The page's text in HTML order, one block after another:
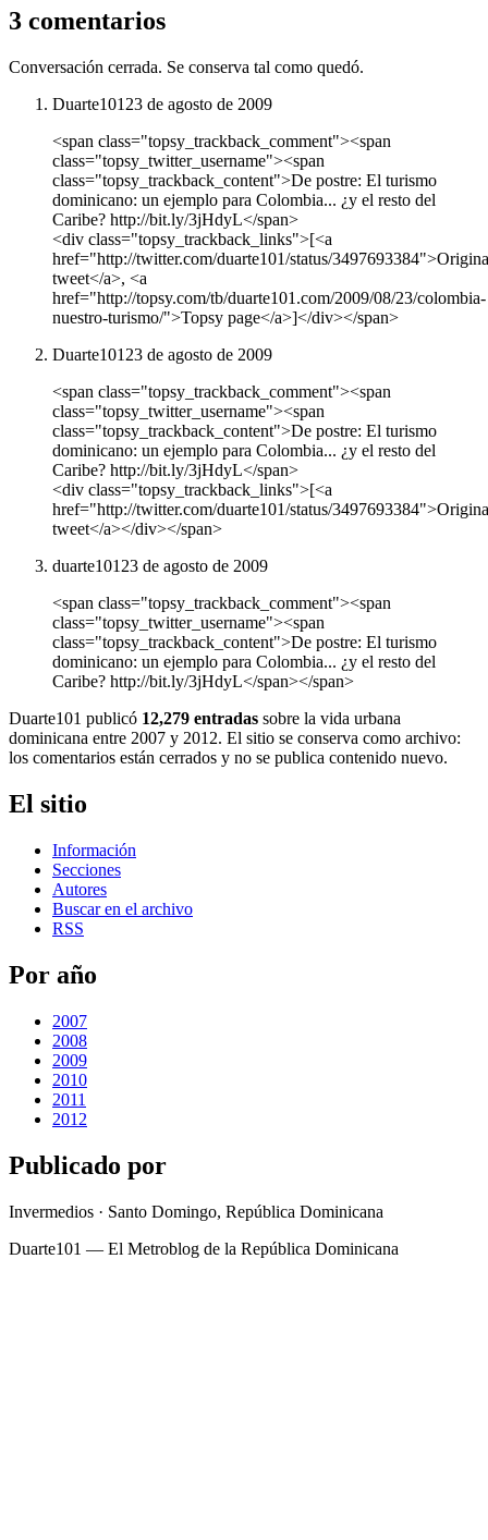
3 comentarios
Conversación cerrada. Se conserva tal como quedó.
Duarte101 23 de agosto de 2009
<span class="topsy_trackback_comment"><span
class="topsy_twitter_username"><span
class="topsy_trackback_content">De postre: El turismo
dominicano: un ejemplo para Colombia... ¿y el resto del
Caribe? http://bit.ly/3jHdyL</span>
<div class="topsy_trackback_links">[<a
href="http://twitter.com/duarte101/status/
tweet</a>, <a
href="http://topsy.com/tb/duarte101.com/2009/08/23/colombia-
nuestro-turismo/">Topsy page</a>]</div></span>
Duarte101 23 de agosto de 2009
<span class="topsy_trackback_comment"><span
class="topsy_twitter_username"><span
class="topsy_trackback_content">De postre: El turismo
dominicano: un ejemplo para Colombia... ¿y el resto del
Caribe? http://bit.ly/3jHdyL</span>
<div class="topsy_trackback_links">[<a
href="http://twitter.com/duarte101/status/
tweet</a></div></span>
duarte101 23 de agosto de 2009
<span class="topsy_trackback_comment"><span
class="topsy_twitter_username"><span
class="topsy_trackback_content">De postre: El turismo
dominicano: un ejemplo para Colombia... ¿y el resto del
Caribe? http://bit.ly/3jHdyL</span></span>
Duarte101 publicó 12,279 entradas sobre la vida urbana
dominicana entre 2007 y 2012. El sitio se conserva como archivo:
los comentarios están cerrados y no se publica contenido nuevo.
El sitio
Información
Secciones
Autores
Buscar en el archivo
RSS
Por año
2007
2008
2009
2010
2011
2012
Publicado por
Invermedios · Santo Domingo, República Dominicana
Duarte101 — El Metroblog de la República Dominicana